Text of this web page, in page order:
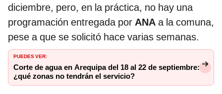
diciembre, pero, en la práctica, no hay una
programación entregada por ANA a la comuna,
pese a que se solicitó hace varias semanas.
PUEDES VER:
Corte de agua en Arequipa del 18 al 22 de septiembre:
¿qué zonas no tendrán el servicio?